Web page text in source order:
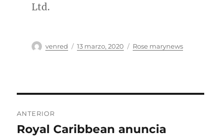
Ltd.
Autor
venred
Publicado
13 marzo, 2020 Categorías
Rose marynews
de
ANTERIOR
Entrada
Royal Caribbean anuncia